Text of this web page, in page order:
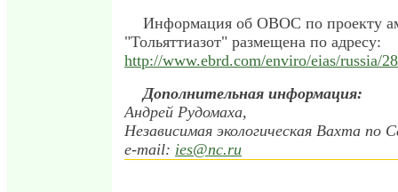
Информация об ОВОС по проекту
"Тольяттиазот" размещена по адресу:
http://www.ebrd.com/enviro/eias/russia/
Дополнительная информация:
Андрей Рудомаха,
Независимая экологическая Вахта по
e-mail: ies@nc.ru